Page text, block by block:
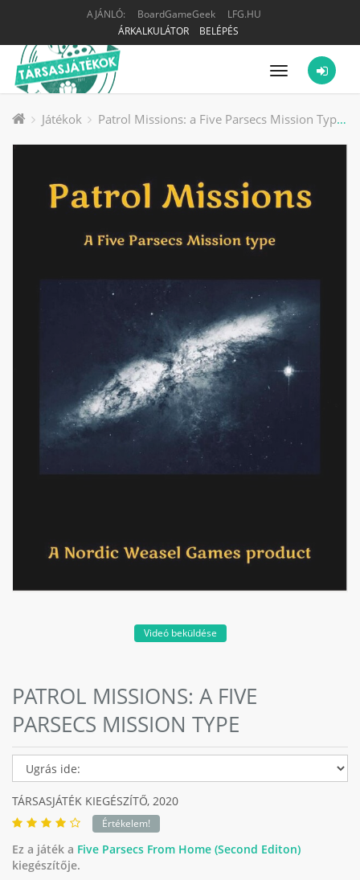
AJÁNLÓ: BoardGameGeek
LFG.HU
ÁRKALKULÁTOR
BELÉPÉS
Menü
Játékok Patrol Missions: a Five Parsecs Mission Type társasjáték kiegészítő
Videó beküldése
PATROL MISSIONS: A FIVE
PARSECS MISSION TYPE
TÁRSASJÁTÉK KIEGÉSZÍTŐ, 2020
Értékelem!
Ez a játék a Five Parsecs From Home (Second Editon)
kiegészítője.